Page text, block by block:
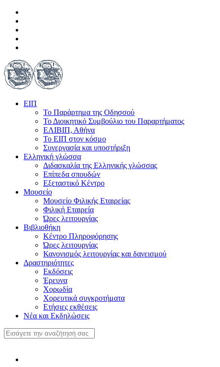
ΕΙΠ
Το Παράρτημα της Οδησσού
Το Διοικητικό Συμβούλιο του Παραρτήματος
ΕΛΙΒΙΠ, Αθήνα
Το ΕΙΠ στον κόσμο
Συνεργασία και υποστήριξη
Ελληνική γλώσσα
Διδασκαλία της Ελληνικής γλώσσας
Επίπεδα σπουδών
Εξεταστικό Κέντρο
Μουσείο
Μουσείο Φιλικής Εταιρείας
Φιλική Εταιρεία
Ώρες λειτουργίας
Βιβλιοθήκη
Κέντρο Πληροφόρησης
Ώρες λειτουργίας
Κανονισμός λειτουργίας και δανεισμού
Δραστηριότητες
Εκδόσεις
Έρευνα
Χορωδία
Χορευτικά συγκροτήματα
Ετήσιες εκθέσεις
Νέα και Εκδηλώσεις